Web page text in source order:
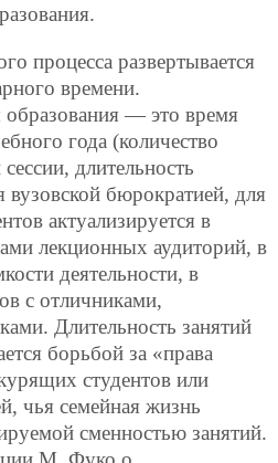
процесса развертывается
времени.
образования — это время
года (количество
длительность
вузовской бюрократией, для
актуализируется в
лекционных аудиторий, в
деятельности, в
с отличниками,
Длительность занятий
борьбой за «права
студентов или
чья семейная жизнь
сменностью занятий.